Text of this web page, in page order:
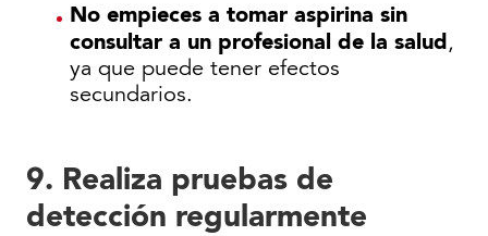
No empieces a tomar aspirina sin
consultar a un profesional de la salud,
ya que puede tener efectos
secundarios.
9. Realiza pruebas de
detección regularmente